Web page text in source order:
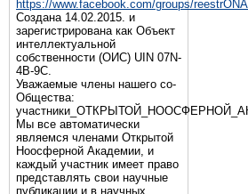
https://www.facebook.com/groups/
Создана 14.02.2015. и
зарегистрирована как Объект
интеллектуальной
собственности (ОИС) UIN 07N-
4B-9C.
Уважаемые члены нашего со-
Общества:
Мы все автоматически
являемся членами Открытой
Ноосферной Академии, и
каждый участник имеет право
представлять свои научные
публикации и в научных